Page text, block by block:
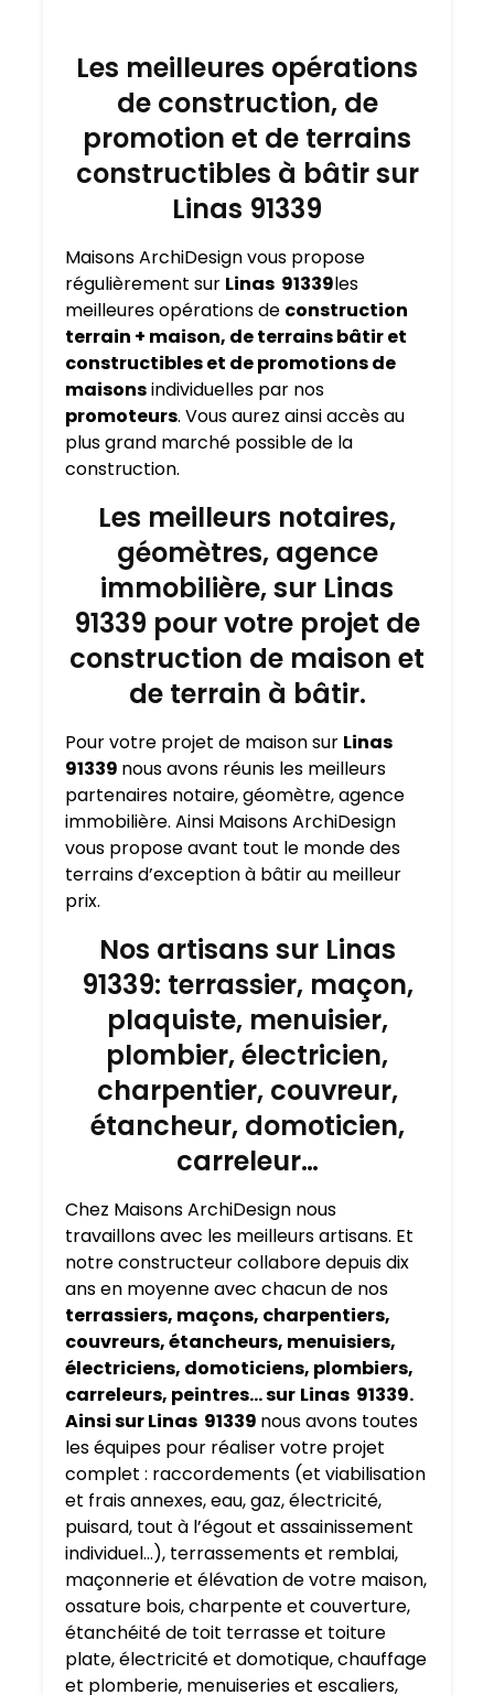
Les meilleures opérations
de construction, de
promotion et de terrains
constructibles à bâtir sur
Linas 91339
Maisons ArchiDesign vous propose
régulièrement sur Linas 91339les
meilleures opérations de construction
terrain + maison, de terrains bâtir et
constructibles et de promotions de
maisonsindividuelles par nos
promoteurs. Vous aurez ainsi accès au
plus grand marché possible de la
construction.
Les meilleurs notaires,
géomètres, agence
immobilière, sur Linas
91339 pour votre projet de
construction de maison et
de terrain à bâtir.
Pour votre projet de maison sur Linas
91339 nous avons réunis les meilleurs
partenaires notaire, géomètre, agence
immobilière. Ainsi Maisons ArchiDesign
vous propose avant tout le monde des
terrains d’exception à bâtir au meilleur
prix.
Nos artisans sur Linas
91339: terrassier, maçon,
plaquiste, menuisier,
plombier, électricien,
charpentier, couvreur,
étancheur, domoticien,
carreleur…
Chez Maisons ArchiDesign nous
travaillons avec les meilleurs artisans. Et
notre constructeur collabore depuis dix
ans en moyenne avec chacun de nos
terrassiers, maçons, charpentiers,
couvreurs, étancheurs, menuisiers,
électriciens, domoticiens, plombiers,
carreleurs, peintres… sur Linas 91339.
Ainsi sur Linas 91339 nous avons toutes
les équipes pour réaliser votre projet
complet : raccordements (et viabilisation
et frais annexes, eau, gaz, électricité,
puisard, tout à l’égout et assainissement
individuel…), terrassements et remblai,
maçonnerie et élévation de votre maison,
ossature bois, charpente et couverture,
étanchéité de toit terrasse et toiture
plate, électricité et domotique, chauffage
et plomberie, menuiseries et escaliers,